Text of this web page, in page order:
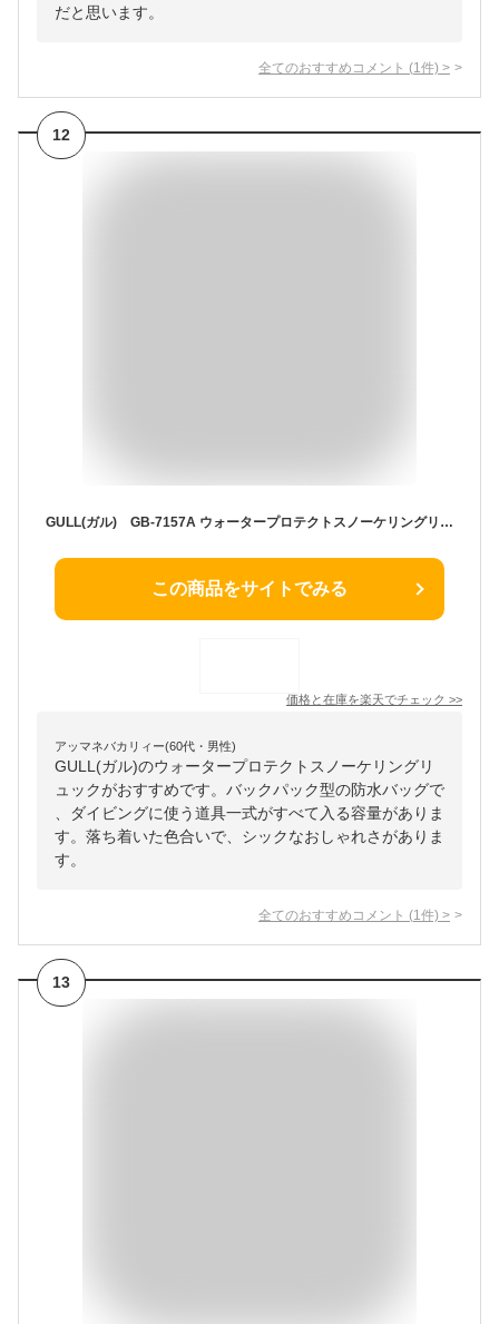
だと思います。
全てのおすすめコメント (1 件) >
12
GULL(ガル) GB-7157A ウォータープロテクトスノーケリングリュック NEO バックパック型防水バッグ ウォータープルーフ シュノーケリング ダイビング アウトドア ネオ GB7157 フィン
この商品をサイトでみる
価格と在庫を楽天でチェック >>
アッマネバカリィー(60代・男性)
GULL(ガル)のウォータープロテクトスノーケリングリ
ュックがおすすめです。バックパック型の防水バッグで
、ダイビングに使う道具一式がすべて入る容量がありま
す。落ち着いた色合いで、シックなおしゃれさがありま
す。
全てのおすすめコメント (1 件) >
13